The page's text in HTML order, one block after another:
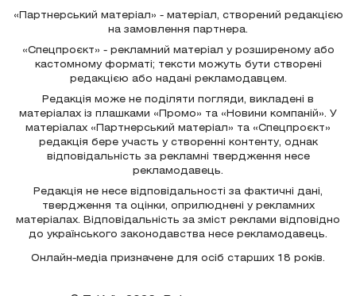
«Партнерський матеріал» - матеріал, створений редакцією
на замовлення партнера.
«Спецпроєкт» - рекламний матеріал у розширеному або
кастомному форматі; тексти можуть бути створені
редакцією або надані рекламодавцем.
Редакція може не поділяти погляди, викладені в
матеріалах із плашками «Промо» та «Новини компаній». У
матеріалах «Партнерський матеріал» та «Спецпроєкт»
редакція бере участь у створенні контенту, однак
відповідальність за рекламні твердження несе
рекламодавець.
Редакція не несе відповідальності за фактичні дані,
твердження та оцінки, оприлюднені у рекламних
матеріалах. Відповідальність за зміст реклами відповідно
до українського законодавства несе рекламодавець.
Онлайн-медіа призначене для осіб старших 18 років.